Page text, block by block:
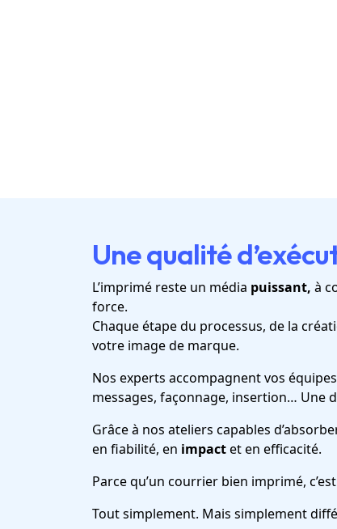
Une qualité
L’imprimé reste un média puissant, à
force.
Chaque étape du processus, de la
votre image de marque.
Nos experts accompagnent vos
messages, façonnage, insertion… Une
Grâce à nos ateliers capables
en fiabilité, en impactet en efficacité.
Parce qu’un courrier bien imprimé,
Tout simplement. Mais simplement